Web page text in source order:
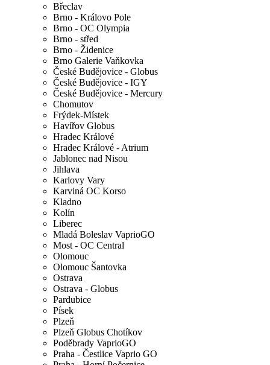
Břeclav
Brno - Královo Pole
Brno - OC Olympia
Brno - střed
Brno - Židenice
Brno Galerie Vaňkovka
České Budějovice - Globus
České Budějovice - IGY
České Budějovice - Mercury
Chomutov
Frýdek-Místek
Havířov Globus
Hradec Králové
Hradec Králové - Atrium
Jablonec nad Nisou
Jihlava
Karlovy Vary
Karviná OC Korso
Kladno
Kolín
Liberec
Mladá Boleslav VaprioGO
Most - OC Central
Olomouc
Olomouc Šantovka
Ostrava
Ostrava - Globus
Pardubice
Písek
Plzeň
Plzeň Globus Chotíkov
Poděbrady VaprioGO
Praha - Čestlice Vaprio GO